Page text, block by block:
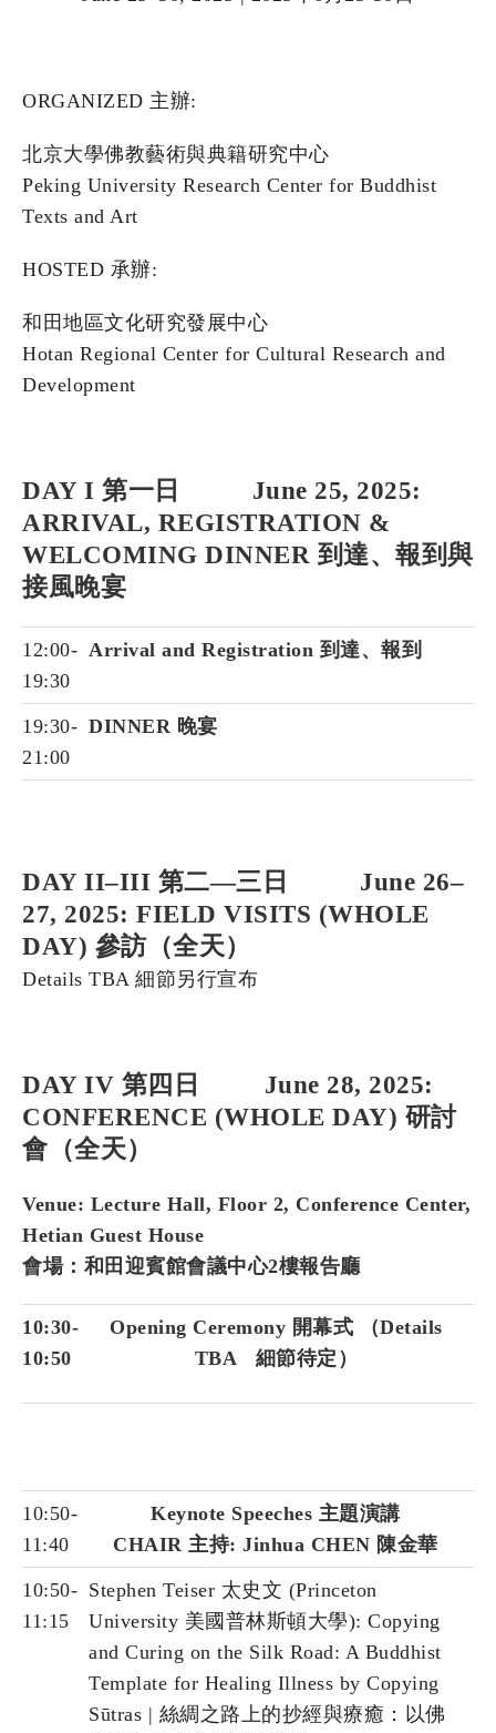
ORGANIZED 主辦:
北京大學佛教藝術與典籍研究中心
Peking University Research Center for Buddhist
Texts and Art
HOSTED 承辦:
和田地區文化研究發展中心
Hotan Regional Center for Cultural Research and
Development
DAY I 第一日 June 25, 2025:
ARRIVAL, REGISTRATION &
WELCOMING DINNER 到達、報到與
接風晚宴
12:00-
19:30
Arrival and Registration 到達、報到
19:30-
21:00
DINNER 晚宴
DAY II–III 第二—三日 June 26–
27, 2025: FIELD VISITS (WHOLE
DAY) 參訪（全天）
Details TBA 細節另行宣布
DAY IV 第四日 June 28, 2025:
CONFERENCE (WHOLE DAY) 研討
會（全天）
Venue: Lecture Hall, Floor 2, Conference Center,
Hetian Guest House
會場：和田迎賓館會議中心2樓報告廳
10:30-
10:50
Opening Ceremony 開幕式 （Details
TBA 細節待定）
10:50-
11:40
Keynote Speeches 主題演講
CHAIR 主持: Jinhua CHEN 陳金華
10:50-
11:15
Stephen Teiser 太史文 (Princeton
University 美國普林斯頓大學): Copying
and Curing on the Silk Road: A Buddhist
Template for Healing Illness by Copying
Sūtras | 絲綢之路上的抄經與療癒：以佛